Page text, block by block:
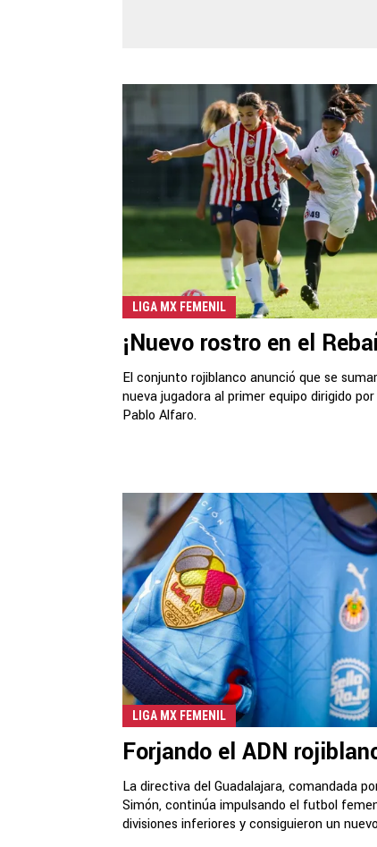
LIGA MX FEMENIL
¡Nuevo rostro en el
El conjunto rojiblanco anunció que se
nueva jugadora al primer equipo dirigido
Pablo Alfaro.
LIGA MX FEMENIL
Forjando el ADN
La directiva del Guadalajara, comandada
Simón, continúa impulsando el futbol
divisiones inferiores y consiguieron un